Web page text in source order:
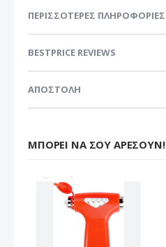
ΠΕΡΙΣΣΌΤΕΡΕΣ ΠΛΗΡΟΦΟΡΊΕΣ
BESTPRICE REVIEWS
ΑΠΟΣΤΟΛΗ
ΜΠΟΡΕΊ ΝΑ ΣΟΥ ΑΡΈΣΟΥΝ!